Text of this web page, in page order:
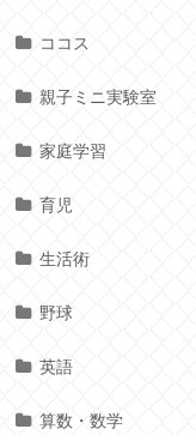
ココス
親子ミニ実験室
家庭学習
育児
生活術
野球
英語
算数・数学